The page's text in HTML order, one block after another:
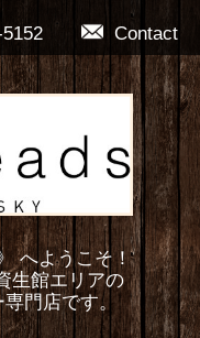
Contact
へようこそ！
館エリアの
門店です。